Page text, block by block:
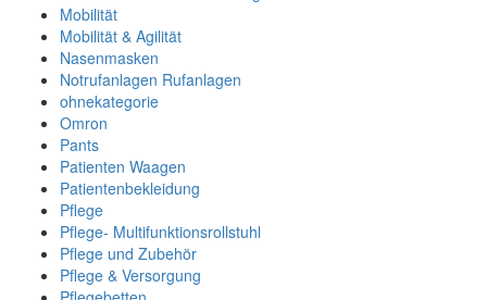
Mobilität
Mobilität & Agilität
Nasenmasken
Notrufanlagen Rufanlagen
ohnekategorie
Omron
Pants
Patienten Waagen
Patientenbekleidung
Pflege
Pflege- Multifunktionsrollstuhl
Pflege und Zubehör
Pflege & Versorgung